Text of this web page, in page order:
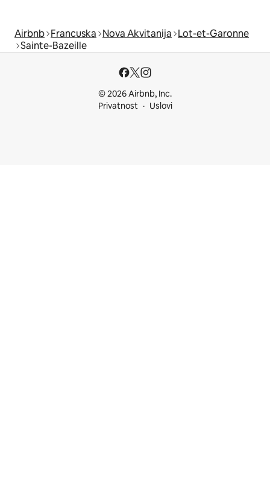
Airbnb Francuska Nova Akvitanija Lot-et-Garonne
Sainte-Bazeille
© 2026 Airbnb, Inc.
Privatnost
Uslovi